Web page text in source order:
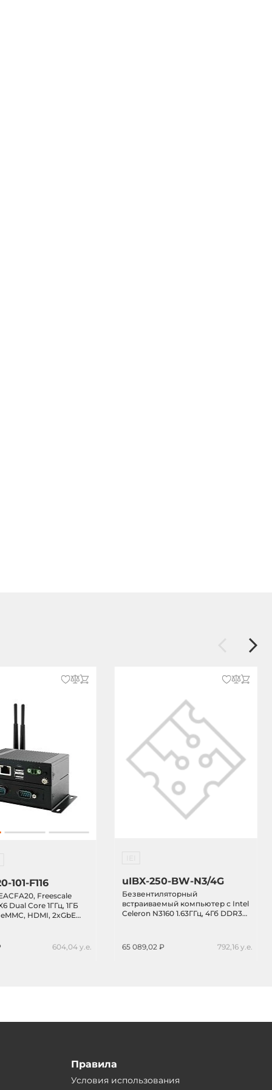
101-F116
Freescale
Dual Core 1ГГц, 1ГБ
HDMI, 2xGbE
604,04 у.е.
uIBX-250-BW-N3/4G
Безвентиляторный
встраиваемый компьютер с Intel
Celeron N3160 1.63ГГц, 4Гб DDR3L
1xMini-PCIe, питание 12В DC
(адаптер 220В в комплекте)
65 089,02 ₽ 792,16 у.е.
Правила
Условия использования